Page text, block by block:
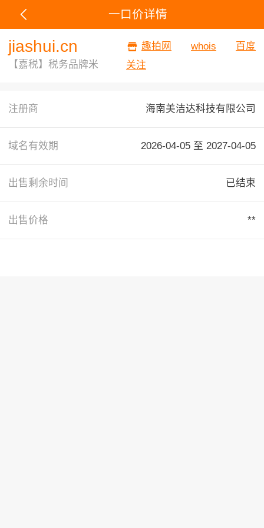
一口价详情
jiashui.cn
【嘉税】税务品牌米
趣拍网 whois
百度
关注
注册商 海南美洁达科技有限公司
域名有效期 2026-04-05 至 2027-04-05
出售剩余时间 已结束
出售价格 **